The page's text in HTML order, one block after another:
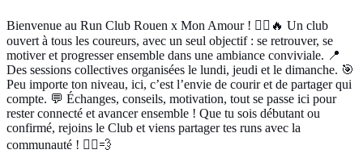
Bienvenue au Run Club Rouen x Mon Amour ! 🏃‍♂️🔥 Un club
ouvert à tous les coureurs, avec un seul objectif : se retrouver, se
motiver et progresser ensemble dans une ambiance conviviale. 📍
Des sessions collectives organisées le lundi, jeudi et le dimanche. 🎯
Peu importe ton niveau, ici, c’est l’envie de courir et de partager qui
compte. 💬 Échanges, conseils, motivation, tout se passe ici pour
rester connecté et avancer ensemble ! Que tu sois débutant ou
confirmé, rejoins le Club et viens partager tes runs avec la
communauté ! 🏃‍♀️💨